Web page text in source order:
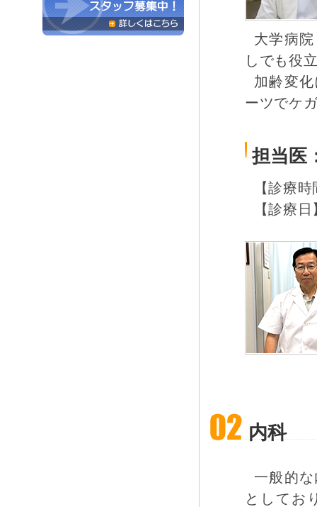
大学病
しでも役
加齢変
ーツでケ
担当医
【診療
【診療
内科
一般的
としてお